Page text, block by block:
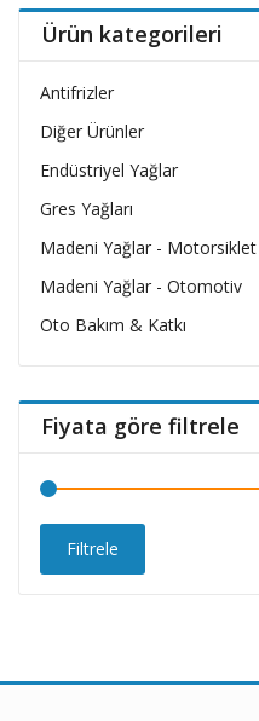
Ürün kategorileri
Antifrizler
Diğer Ürünler
Endüstriyel Yağlar
Gres Yağları
Madeni Yağlar - Motorsiklet
Madeni Yağlar - Otomotiv
Oto Bakım & Katkı
Fiyata göre filtrele
Filtrele